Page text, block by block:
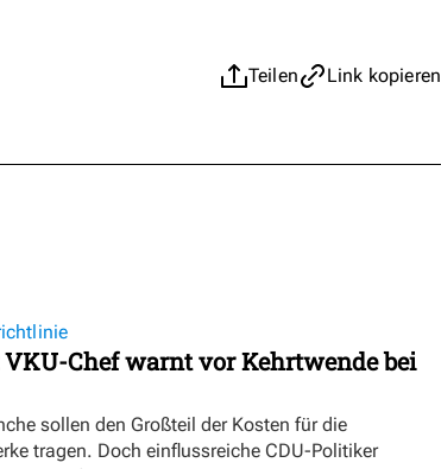
Teilen Link kopieren
Chef warnt vor Kehrtwende bei
sollen den Großteil der Kosten für die
tragen. Doch einflussreiche CDU-Politiker